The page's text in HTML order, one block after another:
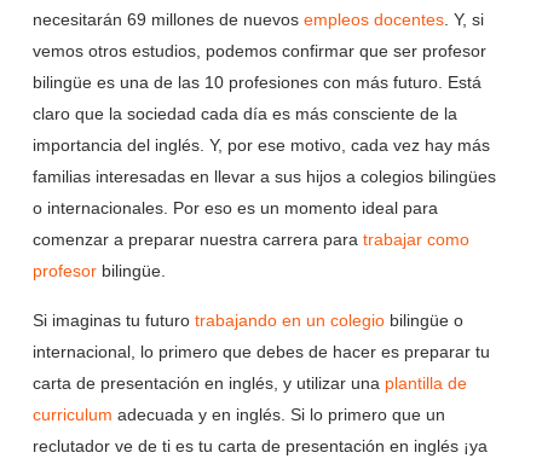
necesitarán 69 millones de nuevos empleos docentes. Y, si
vemos otros estudios, podemos confirmar que ser profesor
bilingüe es una de las 10 profesiones con más futuro. Está
claro que la sociedad cada día es más consciente de la
importancia del inglés. Y, por ese motivo, cada vez hay más
familias interesadas en llevar a sus hijos a colegios bilingües
o internacionales. Por eso es un momento ideal para
comenzar a preparar nuestra carrera para trabajar como
profesorbilingüe.
Si imaginas tu futuro trabajando en un colegiobilingüe o
internacional, lo primero que debes de hacer es preparar tu
carta de presentación en inglés, y utilizar una plantilla de
curriculum adecuada y en inglés. Si lo primero que un
reclutador ve de ti es tu carta de presentación en inglés ¡ya